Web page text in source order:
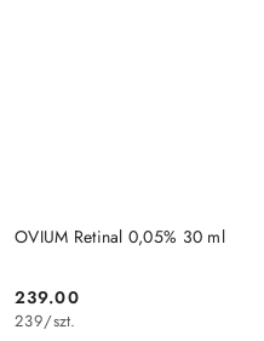
OVIUM Retinal 0,05% 30 ml
Cena:
239.00
239/szt.